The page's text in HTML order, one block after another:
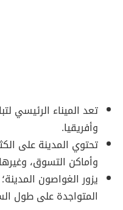
تعد الميناء الرئيسي
وأفريقيا.
تحتوي المدينة على
وأماكن التسوق،
يزور الغواصون
المتواجدة على طول